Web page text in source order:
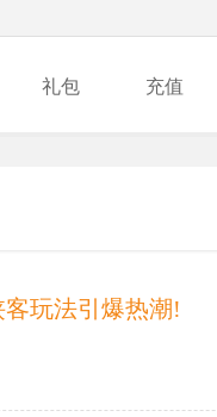
礼包 充值
玩法引爆热潮!